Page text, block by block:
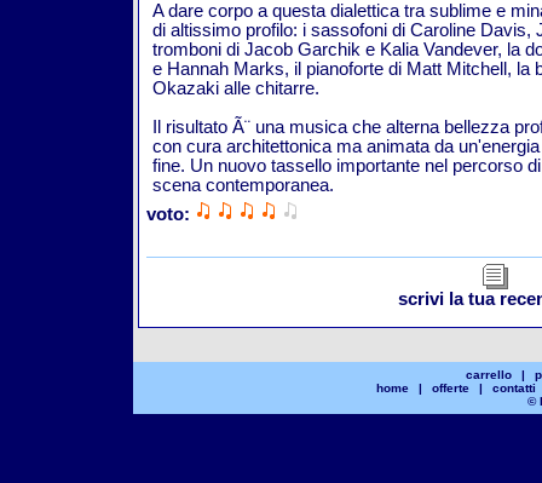
A dare corpo a questa dialettica tra sublime e
di altissimo profilo: i sassofoni di Caroline Davis,
tromboni di Jacob Garchik e Kalia Vandever, la
e Hannah Marks, il pianoforte di Matt Mitchell, la
Okazaki alle chitarre.
Il risultato Ã¨ una musica che alterna bellezza
con cura architettonica ma animata da
fine. Un nuovo tassello importante nel percorso
scena contemporanea.
voto:
scrivi la tua
carrello |
home
| offerte |
contatti
©